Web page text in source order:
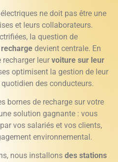
ne doit pas être une
et leurs collaborateurs.
la question de
devient centrale. En
leur voiture sur leur
optimisent la gestion de leur
des conducteurs.
bornes de recharge sur votre
solution gagnante : vous
vos salariés et vos clients,
environnemental.
nous installons des stations